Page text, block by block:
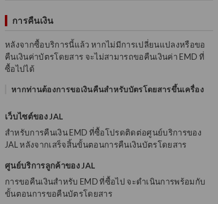
การคืนเงิน
หลังจากซื้อบริการนี้แล้ว หากไม่มีการเปลี่ยนแปลงหรือขอ
คืนเงินค่าบัตรโดยสาร จะไม่สามารถขอคืนเงินค่า EMD ที่
ซื้อไปได้
หากท่านต้องการขอเงินคืนสำหรับบัตรโดยสารขึ้นเครื่อง
เว็บไซต์ของ JAL
สำหรับการคืนเงิน EMD ที่ซื้อโปรดติดต่อศูนย์บริการของ
JAL หลังจากเสร็จสิ้นขั้นตอนการคืนเงินบัตรโดยสาร
ศูนย์บริการลูกค้าของ JAL
การขอคืนเงินสำหรับ EMD ที่ซื้อไป จะดำเนินการพร้อมกับ
ขั้นตอนการขอคืนบัตรโดยสาร